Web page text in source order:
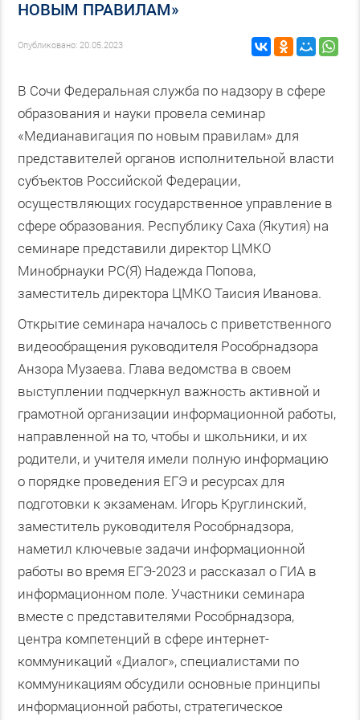
НОВЫМ ПРАВИЛАМ»
Опубликовано: 20.05.2023
В Сочи Федеральная служба по надзору в сфере
образования и науки провела семинар
«Медианавигация по новым правилам» для
представителей органов исполнительной власти
субъектов Российской Федерации,
осуществляющих государственное управление в
сфере образования. Республику Саха (Якутия) на
семинаре представили директор ЦМКО
Минобрнауки РС(Я) Надежда Попова,
заместитель директора ЦМКО Таисия Иванова.
Открытие семинара началось с приветственного
видеообращения руководителя Рособрнадзора
Анзора Музаева. Глава ведомства в своем
выступлении подчеркнул важность активной и
грамотной организации информационной работы,
направленной на то, чтобы и школьники, и их
родители, и учителя имели полную информацию
о порядке проведения ЕГЭ и ресурсах для
подготовки к экзаменам. Игорь Круглинский,
заместитель руководителя Рособрнадзора,
наметил ключевые задачи информационной
работы во время ЕГЭ-2023 и рассказал о ГИА в
информационном поле. Участники семинара
вместе с представителями Рособрнадзора,
центра компетенций в сфере интернет-
коммуникаций «Диалог», специалистами по
коммуникациям обсудили основные принципы
информационной работы, стратегическое